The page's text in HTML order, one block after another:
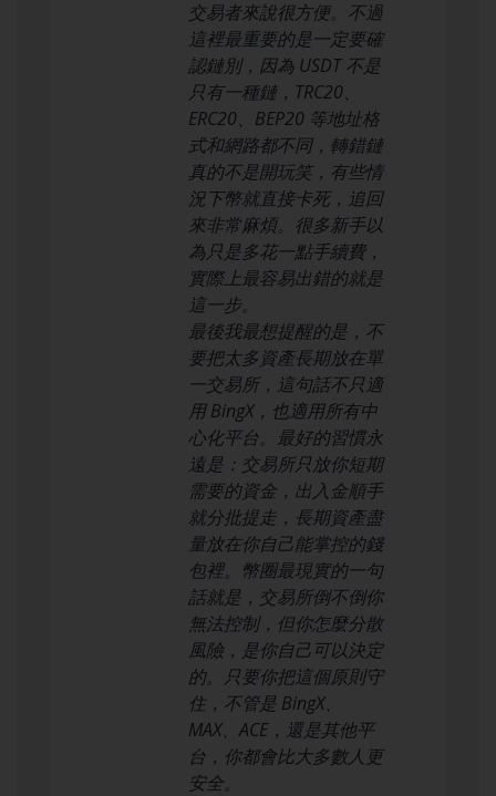
交易者來說很方便。不過
這裡最重要的是一定要確
認鏈別，因為 USDT 不是
只有一種鏈，TRC20、
ERC20、BEP20 等地址格
式和網路都不同，轉錯鏈
真的不是開玩笑，有些情
況下幣就直接卡死，追回
來非常麻煩。很多新手以
為只是多花一點手續費，
實際上最容易出錯的就是
這一步。
最後我最想提醒的是，不
要把太多資產長期放在單
一交易所，這句話不只適
用 BingX，也適用所有中
心化平台。最好的習慣永
遠是：交易所只放你短期
需要的資金，出入金順手
就分批提走，長期資產盡
量放在你自己能掌控的錢
包裡。幣圈最現實的一句
話就是，交易所倒不倒你
無法控制，但你怎麼分散
風險，是你自己可以決定
的。只要你把這個原則守
住，不管是 BingX、
MAX、ACE，還是其他平
台，你都會比大多數人更
安全。